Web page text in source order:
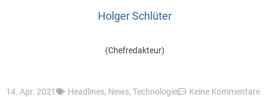
Holger Schlüter
(Chefredakteur)
14. Apr. 2021 Headlines, News, Technologie Keine Kommentare